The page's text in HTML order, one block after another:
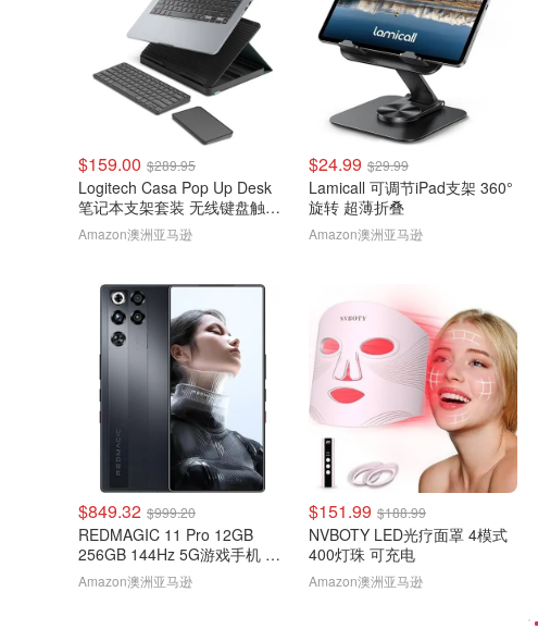
$159.00 $289.95
Logitech Casa Pop Up Desk
笔记本支架套装 无线键盘触控
板
Amazon澳洲亚马逊
$24.99 $29.99
Lamicall 可调节iPad支架 360°
旋转 超薄折叠
Amazon澳洲亚马逊
$849.32 $999.20
REDMAGIC 11 Pro 12GB
256GB 144Hz 5G游戏手机 黑
色
Amazon澳洲亚马逊
$151.99 $188.99
NVBOTY LED光疗面罩 4模式
400灯珠 可充电
Amazon澳洲亚马逊